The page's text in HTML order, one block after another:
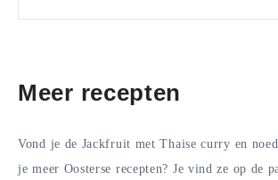
Meer recepten
Vond je de Jackfruit met Thaise curry en
je meer Oosterse recepten? Je vind ze op de